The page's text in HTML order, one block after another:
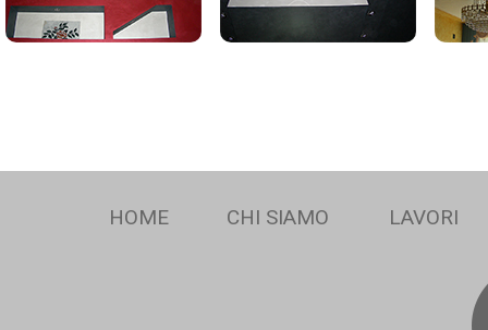
HOME CHI SIAMO LAVORI